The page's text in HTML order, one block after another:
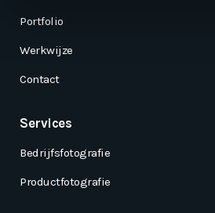
Portfolio
Werkwijze
Contact
Services
Bedrijfsfotografie
Productfotografie